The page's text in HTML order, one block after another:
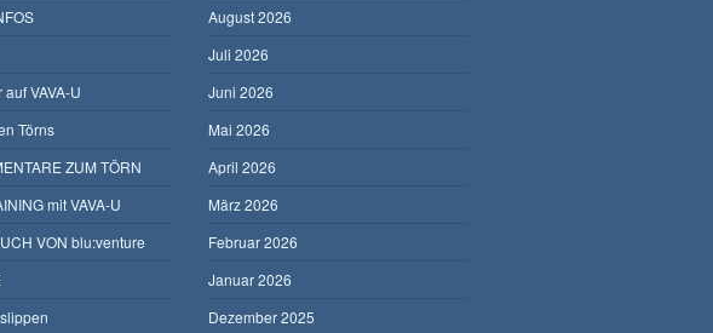
VAVA-U
Törns
ZUM TÖRN
mit VAVA-U
VON blu:venture
August 2026
Juli 2026
Juni 2026
Mai 2026
April 2026
März 2026
Februar 2026
Januar 2026
Dezember 2025